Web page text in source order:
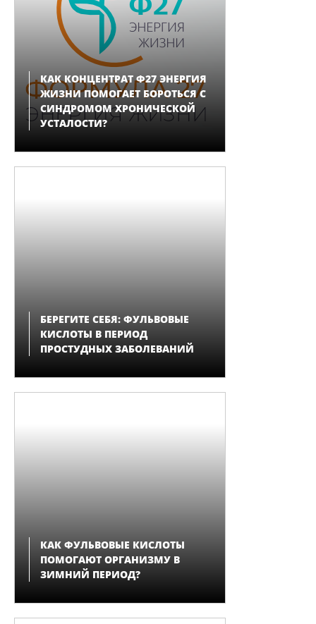
КАК КОНЦЕНТРАТ Ф27 ЭНЕРГИЯ
ЖИЗНИ ПОМОГАЕТ БОРОТЬСЯ С
СИНДРОМОМ ХРОНИЧЕСКОЙ
УСТАЛОСТИ?
БЕРЕГИТЕ СЕБЯ: ФУЛЬВОВЫЕ
КИСЛОТЫ В ПЕРИОД
ПРОСТУДНЫХ ЗАБОЛЕВАНИЙ
КАК ФУЛЬВОВЫЕ КИСЛОТЫ
ПОМОГАЮТ ОРГАНИЗМУ В
ЗИМНИЙ ПЕРИОД?